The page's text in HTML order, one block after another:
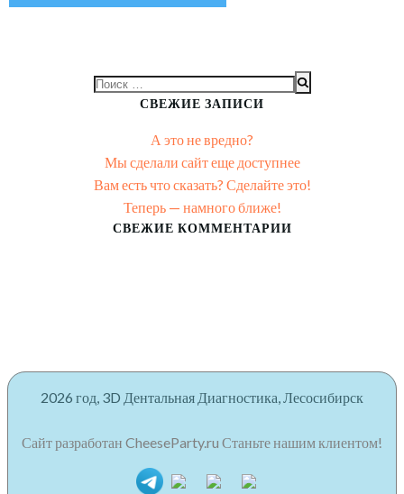
Search
СВЕЖИЕ ЗАПИСИ
А это не вредно?
Мы сделали сайт еще доступнее
Вам есть что сказать? Сделайте это!
Теперь — намного ближе!
СВЕЖИЕ КОММЕНТАРИИ
2026 год, 3D Дентальная Диагностика, Лесосибирск
Сайт разработан CheeseParty.ru Станьте нашим клиентом!